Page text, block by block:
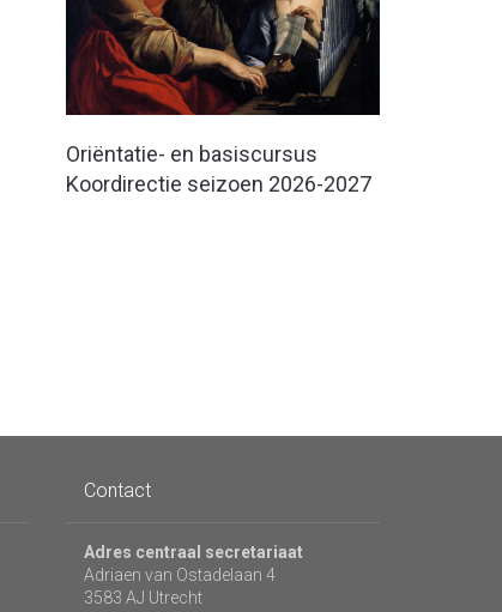
Oriëntatie- en basiscursus
Koordirectie seizoen 2026-2027
Contact
Adres centraal secretariaat
Adriaen van Ostadelaan 4
3583 AJ Utrecht